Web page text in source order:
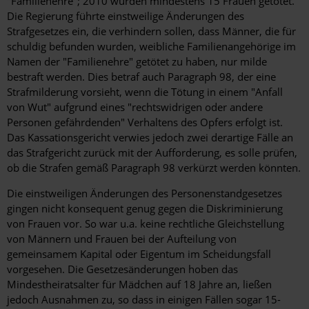
Die Regierung führte einstweilige Änderungen des
Strafgesetzes ein, die verhindern sollen, dass Männer, die für
schuldig befunden wurden, weibliche Familienangehörige im
Namen der "Familienehre" getötet zu haben, nur milde
bestraft werden. Dies betraf auch Paragraph 98, der eine
Strafmilderung vorsieht, wenn die Tötung in einem "Anfall
von Wut" aufgrund eines "rechtswidrigen oder andere
Personen gefährdenden" Verhaltens des Opfers erfolgt ist.
Das Kassationsgericht verwies jedoch zwei derartige Fälle an
das Strafgericht zurück mit der Aufforderung, es solle prüfen,
ob die Strafen gemäß Paragraph 98 verkürzt werden könnten.
Die einstweiligen Änderungen des Personenstandgesetzes
gingen nicht konsequent genug gegen die Diskriminierung
von Frauen vor. So war u.a. keine rechtliche Gleichstellung
von Männern und Frauen bei der Aufteilung von
gemeinsamem Kapital oder Eigentum im Scheidungsfall
vorgesehen. Die Gesetzesänderungen hoben das
Mindestheiratsalter für Mädchen auf 18 Jahre an, ließen
jedoch Ausnahmen zu, so dass in einigen Fällen sogar 15-